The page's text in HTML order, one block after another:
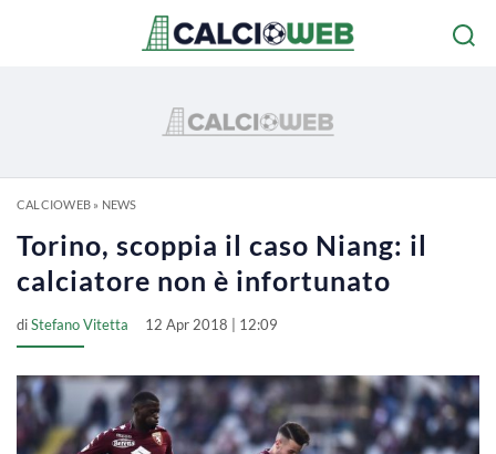
CALCIOWEB» NEWS
Torino, scoppia il caso Niang: il
calciatore non è infortunato
diStefano Vitetta 12 Apr 2018 | 12:09